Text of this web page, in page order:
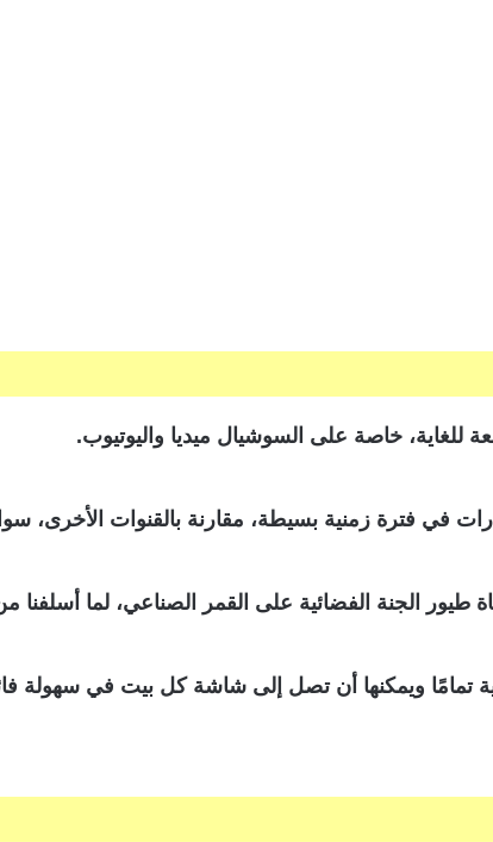
خاصة على السوشيال ميديا واليوتيوب.
في فترة زمنية بسيطة، مقارنة بالقنوات الأخرى،
الجنة الفضائية على القمر الصناعي، لما أسلفنا
تمامًا ويمكنها أن تصل إلى شاشة كل بيت في سهولة